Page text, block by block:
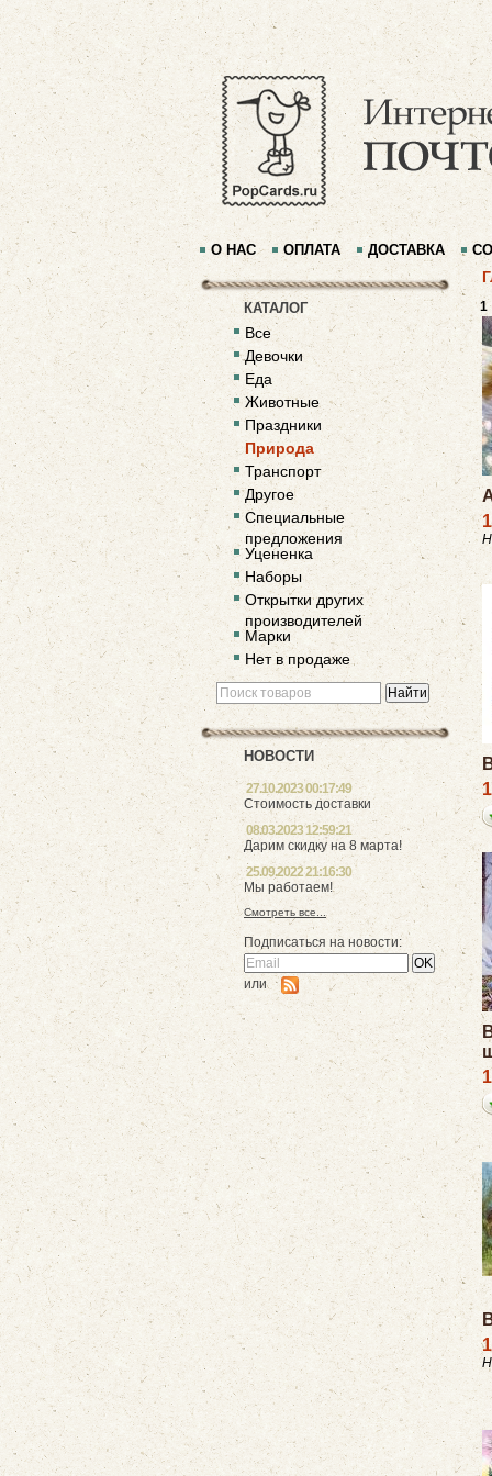
О НАС ОПЛАТА ДОСТАВКА
КАТАЛОГ
Все
Девочки
Еда
Животные
Праздники
Природа
Транспорт
Другое
Специальные
предложения
Уцененка
Наборы
Открытки других
производителей
Марки
Нет в продаже
НОВОСТИ
27.10.2023 00:17:49
Стоимость доставки
08.03.2023 12:59:21
Дарим скидку на 8 марта!
25.09.2022 21:16:30
Мы работаем!
Смотреть все...
Подписаться на новости:
или
1